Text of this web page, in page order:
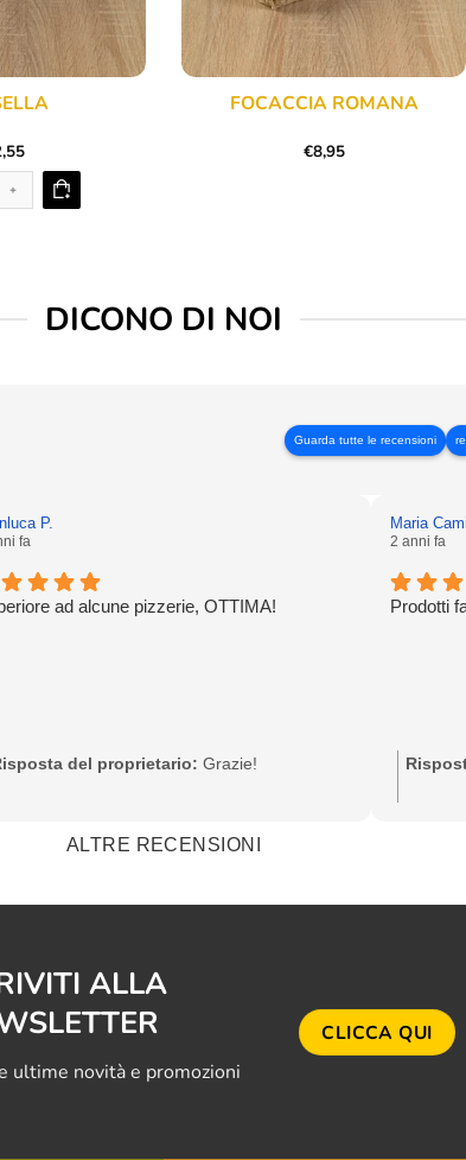
FOCACCIA ROMANA
€8,95
DICONO DI NOI
Guarda tutte le recensioni
P.
fa
ad alcune pizzerie, OTTIMA!
del proprietario: Grazie!
Maria
2 anni fa
Prodotti
ALTRE RECENSIONI
ALLA
ultime novità e promozioni
CLICCA QUI